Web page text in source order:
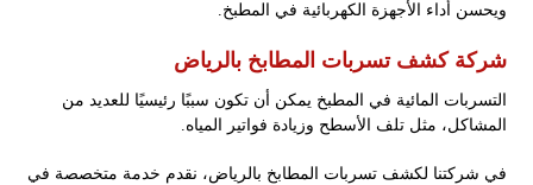
ويحسن أداء الأجهزة الكهربائية في المطبخ.
شركة كشف تسربات المطابخ بالرياض
التسربات المائية في المطبخ يمكن أن تكون سببًا رئيسيًا للعديد من
المشاكل، مثل تلف الأسطح وزيادة فواتير المياه.
في شركتنا لكشف تسربات المطابخ بالرياض، نقدم خدمة متخصصة في